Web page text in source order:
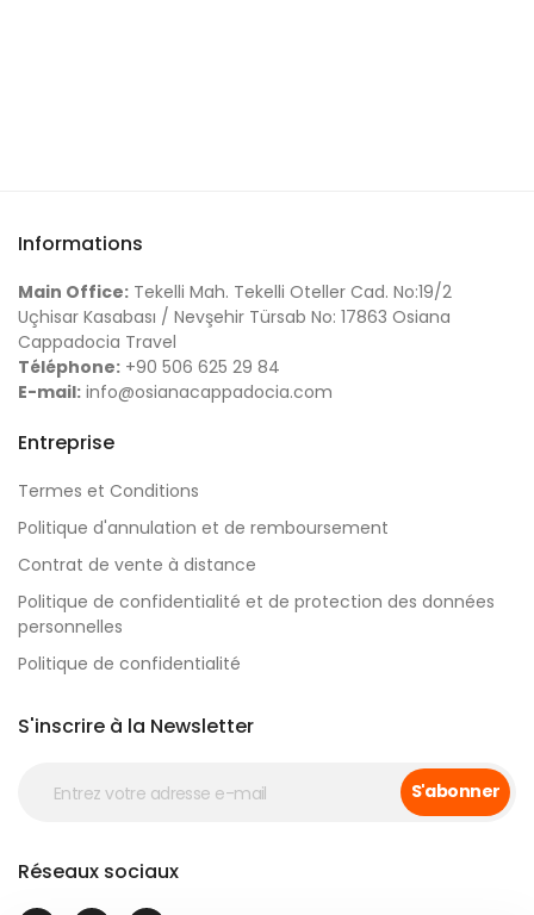
Informations
Main Office: Tekelli Mah. Tekelli Oteller Cad. No:19/2
Uçhisar Kasabası / Nevşehir Türsab No: 17863 Osiana
Cappadocia Travel
Téléphone: +90 506 625 29 84
E-mail: info@osianacappadocia.com
Entreprise
Termes et Conditions
Politique d'annulation et de remboursement
Contrat de vente à distance
Politique de confidentialité et de protection des données
personnelles
Politique de confidentialité
S'inscrire à la Newsletter
S'abonner
Réseaux sociaux